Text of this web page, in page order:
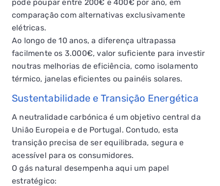
pode poupar entre 200€ e 400€ por ano, em
comparação com alternativas exclusivamente
elétricas.
Ao longo de 10 anos, a diferença ultrapassa
facilmente os 3.000€, valor suficiente para investir
noutras melhorias de eficiência, como isolamento
térmico, janelas eficientes ou painéis solares.
Sustentabilidade e Transição Energética
A neutralidade carbónica é um objetivo central da
União Europeia e de Portugal. Contudo, esta
transição precisa de ser equilibrada, segura e
acessível para os consumidores.
O gás natural desempenha aqui um papel
estratégico:
SIMULADOR DE POUPANÇA